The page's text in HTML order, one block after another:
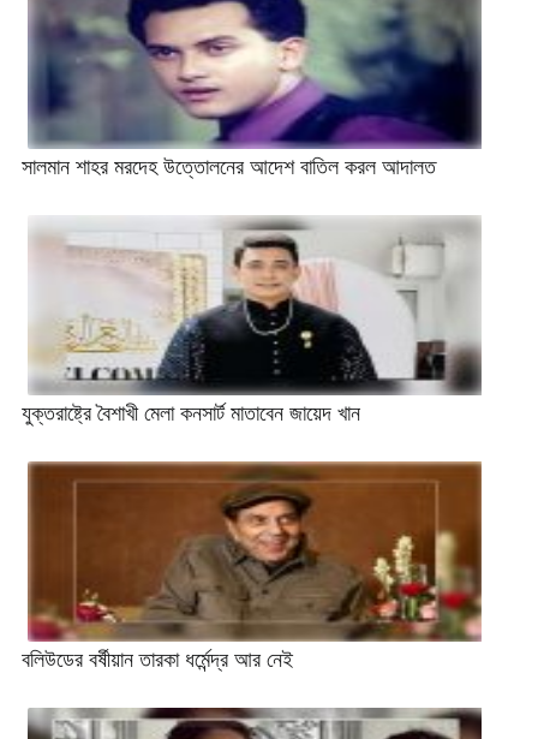
সালমান শাহর মরদেহ উত্তোলনের আদেশ বাতিল করল আদালত
যুক্তরাষ্ট্রে বৈশাখী মেলা কনসার্ট মাতাবেন জায়েদ খান
বলিউডের বর্ষীয়ান তারকা ধর্মেন্দ্র আর নেই